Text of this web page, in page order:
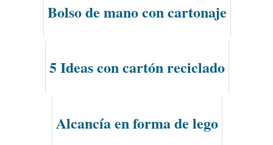
Bolso de mano con cartonaje
5 Ideas con cartón reciclado
Alcancía en forma de lego